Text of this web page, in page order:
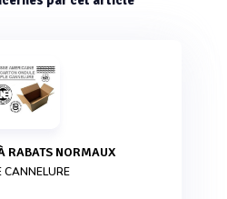
RABATS NORMAUX
CANNELURE